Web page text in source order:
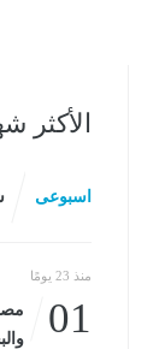
الأكثر
اسبوعى
منذ 23 يومًا
01